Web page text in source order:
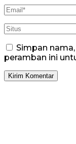
Simpan
peramban ini